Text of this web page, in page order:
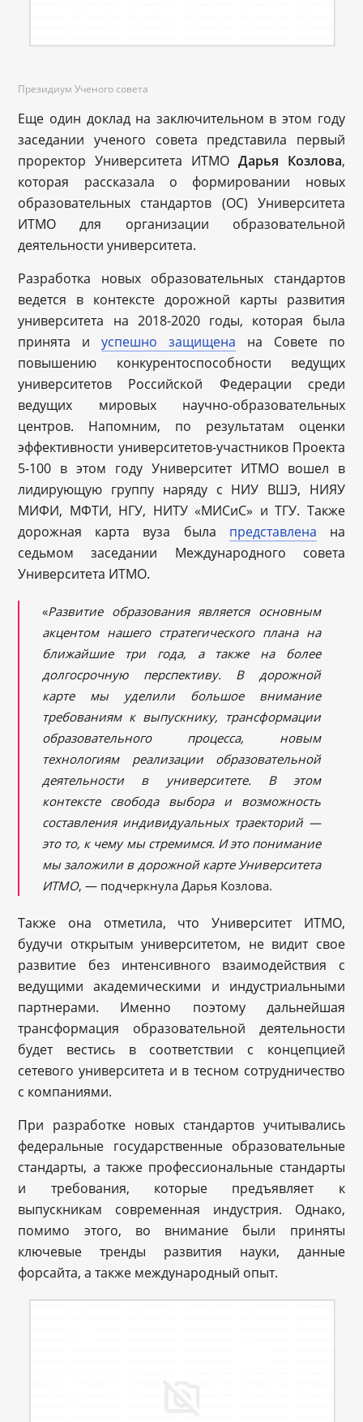
Президиум Ученого совета
Еще один доклад на заключительном в этом году
заседании ученого совета представила первый
проректор Университета ИТМО Дарья Козлова,
которая рассказала о формировании новых
образовательных стандартов (ОС) Университета
ИТМО для организации образовательной
деятельности университета.
Разработка новых образовательных стандартов
ведется в контексте дорожной карты развития
университета на 2018-2020 годы, которая была
принята иуспешно защищена на Совете по
повышению конкурентоспособности ведущих
университетов Российской Федерации среди
ведущих мировых научно-образовательных
центров. Напомним, по результатам оценки
эффективности университетов-участников Проекта
5-100 в этом году Университет ИТМО вошел в
лидирующую группу наряду с НИУ ВШЭ, НИЯУ
МИФИ, МФТИ, НГУ, НИТУ «МИСиС» и ТГУ. Также
дорожная карта вуза была представлена на
седьмом заседании Международного совета
Университета ИТМО.
«Развитие образования является основным
акцентом нашего стратегического плана на
ближайшие три года, а также на более
долгосрочную перспективу. В дорожной
карте мы уделили большое внимание
требованиям к выпускнику, трансформации
образовательного процесса, новым
технологиям реализации образовательной
деятельности в университете. В этом
контексте свобода выбора и возможность
составления индивидуальных траекторий —
это то, к чему мы стремимся. И это понимание
мы заложили в дорожной карте Университета
ИТМО, — подчеркнула Дарья Козлова.
Также она отметила, что Университет ИТМО,
будучи открытым университетом, не видит свое
развитие без интенсивного взаимодействия с
ведущими академическими и индустриальными
партнерами. Именно поэтому дальнейшая
трансформация образовательной деятельности
будет вестись в соответствии с концепцией
сетевого университета и в тесном сотрудничество
с компаниями.
При разработке новых стандартов учитывались
федеральные государственные образовательные
стандарты, а также профессиональные стандарты
и требования, которые предъявляет к
выпускникам современная индустрия. Однако,
помимо этого, во внимание были приняты
ключевые тренды развития науки, данные
форсайта, а также международный опыт.